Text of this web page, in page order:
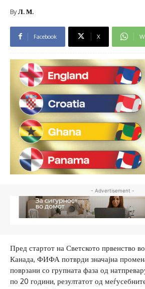
ByЛ. М.
Facebook X
- Advertisement -
Пред стартот на Светското првенство
Канада, ФИФА потврди значајна
поврзани со групната фаза од
по 20 години, резултатот од